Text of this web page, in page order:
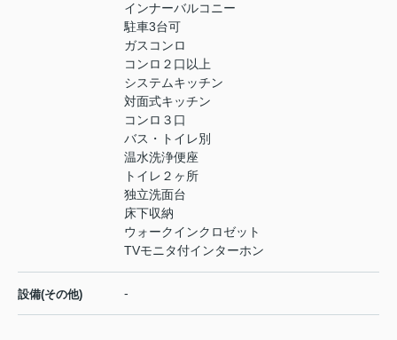
インナーバルコニー
駐車3台可
ガスコンロ
コンロ２口以上
システムキッチン
対面式キッチン
コンロ３口
バス・トイレ別
温水洗浄便座
トイレ２ヶ所
独立洗面台
床下収納
ウォークインクロゼット
TVモニタ付インターホン
設備(その他) -